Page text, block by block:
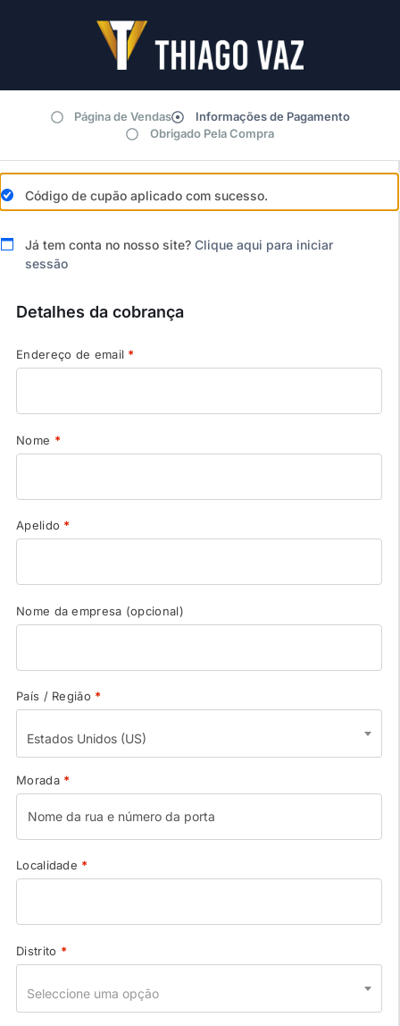
Página de Vendas
Informações de Pagamento
Obrigado Pela Compra
Código de cupão aplicado com sucesso.
Já tem conta no nosso site? Clique aqui para iniciar
sessão
Detalhes da cobrança
Endereço de email *
Nome *
Apelido *
Nome da empresa (opcional)
País / Região *
Estados Unidos (US)
Morada *
Localidade *
Distrito *
Seleccione uma opção